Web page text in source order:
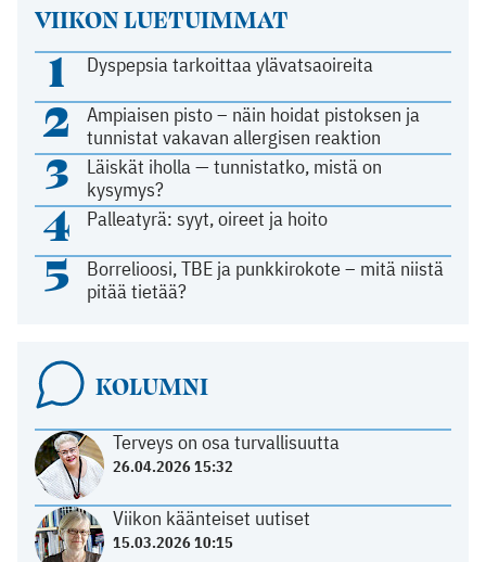
VIIKON LUETUIMMAT
1 Dyspepsia tarkoittaa ylävatsaoireita
2
Ampiaisen pisto – näin hoidat pistoksen ja
tunnistat vakavan allergisen reaktion
3
Läiskät iholla — tunnistatko, mistä on
kysymys?
4 Palleatyrä: syyt, oireet ja hoito
5
Borrelioosi, TBE ja punkkirokote – mitä niistä
pitää tietää?
KOLUMNI
Terveys on osa turvallisuutta
26.04.2026 15:32
Viikon käänteiset uutiset
15.03.2026 10:15